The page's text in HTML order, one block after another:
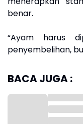
benar.
“Ayam harus
penyembelihan,
BACA JUGA :